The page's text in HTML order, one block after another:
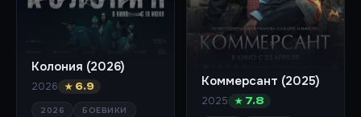
Колония (2026)
2026 ★ 6.9
2026
БОЕВИКИ
Коммерсант (2025)
2025 ★ 7.8